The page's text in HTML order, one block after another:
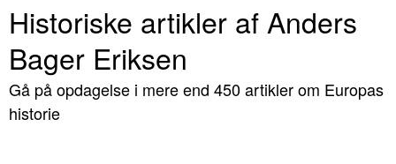
Historiske artikler af Anders
Bager Eriksen
Gå på opdagelse i mere end 450 artikler om Europas
historie